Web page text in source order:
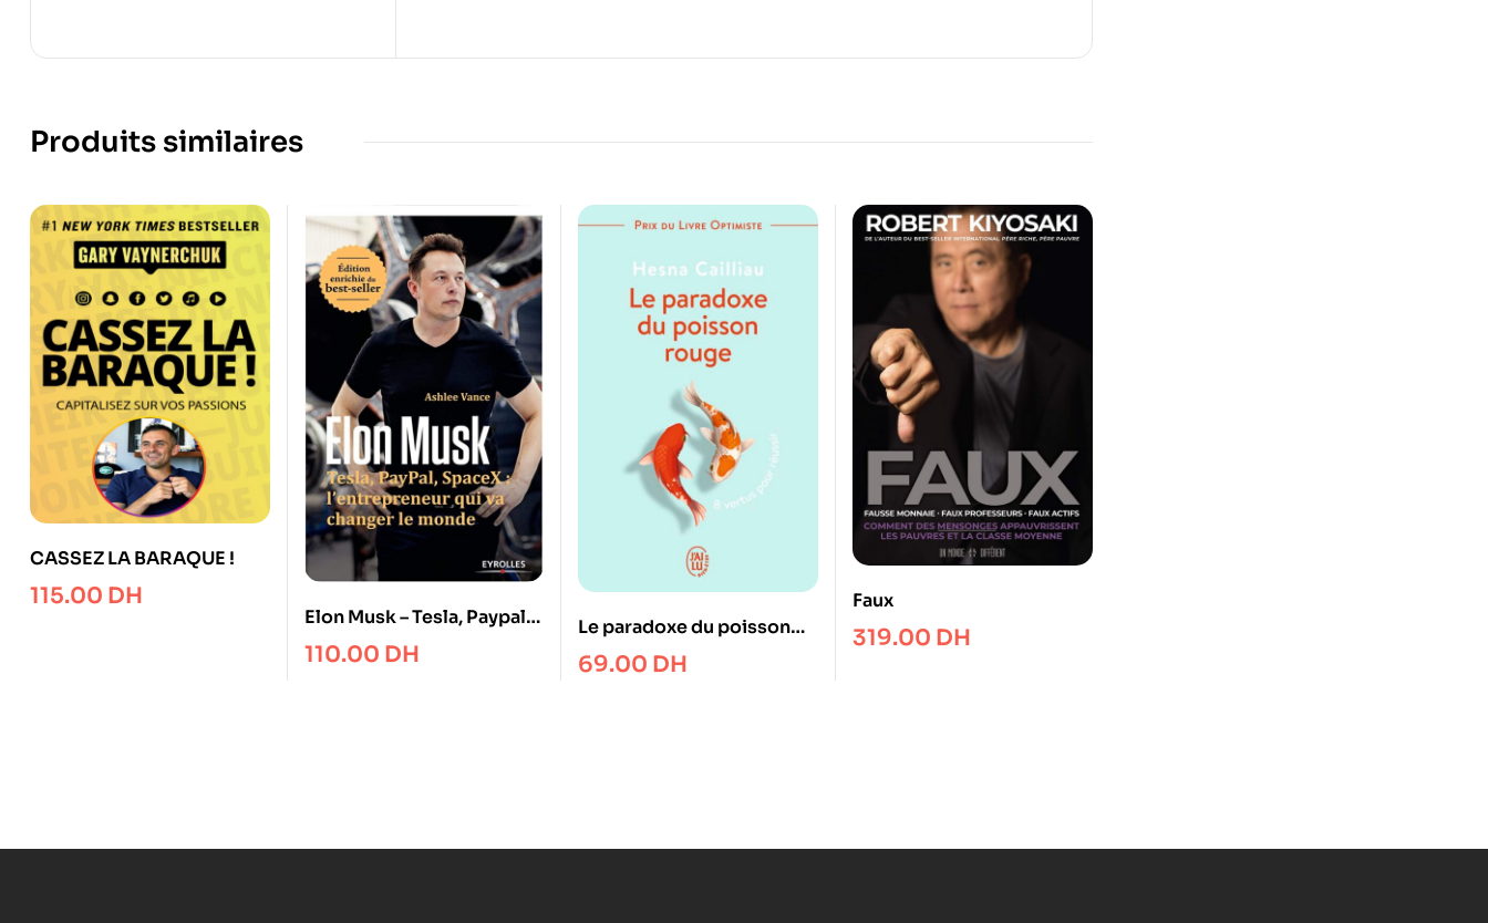
Produits similaires
CASSEZ LA BARAQUE !
115.00 DH
Elon Musk – Tesla, Paypal,
SpaceX : l’entrepreneur
qui va changer le monde
110.00 DH
Le paradoxe du poisson
rouge: 8 vertus pour
réussir
69.00 DH
Faux
319.00 DH